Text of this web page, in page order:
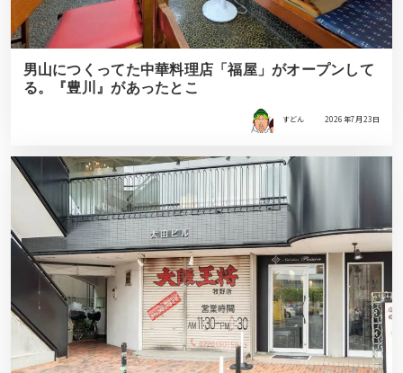
男山につくってた中華料理店「福屋」がオープンして
る。『豊川』があったとこ
すどん 2026年7月23日